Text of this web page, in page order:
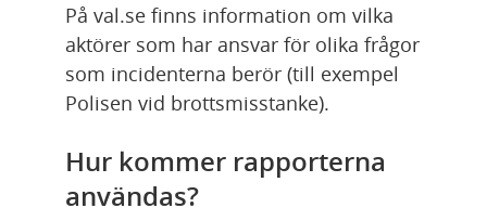
På val.se finns information om vilka
aktörer som har ansvar för olika frågor
som incidenterna berör (till exempel
Polisen vid brottsmisstanke).
Hur kommer rapporterna
användas?